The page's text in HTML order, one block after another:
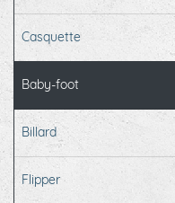
Casquette
Baby-foot
Billard
Flipper